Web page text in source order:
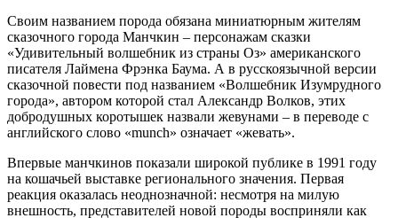
Своим названием порода обязана миниатюрным жителям
сказочного города Манчкин – персонажам сказки
«Удивительный волшебник из страны Оз» американского
писателя Лаймена Фрэнка Баума. А в русскоязычной версии
сказочной повести под названием «Волшебник Изумрудного
города», автором которой стал Александр Волков, этих
добродушных коротышек назвали жевунами – в переводе с
английского слово «munch» означает «жевать».
Впервые манчкинов показали широкой публике в 1991 году
на кошачьей выставке регионального значения. Первая
реакция оказалась неоднозначной: несмотря на милую
внешность, представителей новой породы восприняли как